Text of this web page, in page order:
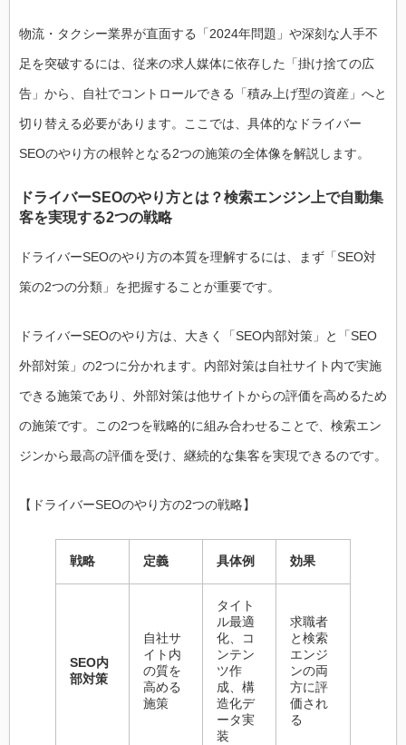
物流・タクシー業界が直面する「2024年問題」や深刻な人手不
足を突破するには、従来の求人媒体に依存した「掛け捨ての広
告」から、自社でコントロールできる「積み上げ型の資産」へと
切り替える必要があります。ここでは、具体的なドライバー
SEOのやり方の根幹となる2つの施策の全体像を解説します。
ドライバーSEOのやり方とは？検索エンジン上で自動集
客を実現する2つの戦略
ドライバーSEOのやり方の本質を理解するには、まず「SEO対
策の2つの分類」を把握することが重要です。
ドライバーSEOのやり方は、大きく「SEO内部対策」と「SEO
外部対策」の2つに分かれます。内部対策は自社サイト内で実施
できる施策であり、外部対策は他サイトからの評価を高めるため
の施策です。この2つを戦略的に組み合わせることで、検索エン
ジンから最高の評価を受け、継続的な集客を実現できるのです。
【ドライバーSEOのやり方の2つの戦略】
戦略 定義 具体例 効果
SEO内
部対策
自社サ
イト内
の質を
高める
施策
タイト
ル最適
化、コ
ンテン
ツ作
成、構
造化デ
ータ実
装
求職者
と検索
エンジ
ンの両
方に評
価され
る